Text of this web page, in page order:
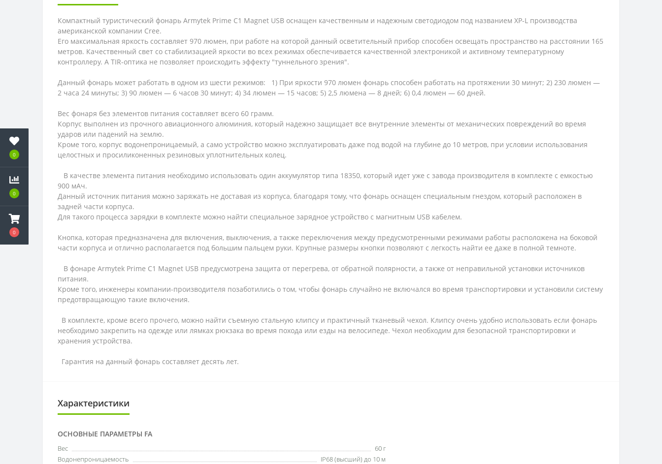
0
0
0
Компактный туристический фонарь Armytek Prime C1 Magnet USB оснащен качественным и надежным светодиодом под названием XP-L производства
американской компании Cree.
Его максимальная яркость составляет 970 люмен, при работе на которой данный осветительный прибор способен освещать пространство на расстоянии 165
метров. Качественный свет со стабилизацией яркости во всех режимах обеспечивается качественной электроникой и активному температурному
контроллеру. А TIR-оптика не позволяет происходить эффекту "туннельного зрения".
Данный фонарь может работать в одном из шести режимов: 1) При яркости 970 люмен фонарь способен работать на протяжении 30 минут; 2) 230 люмен —
2 часа 24 минуты; 3) 90 люмен — 6 часов 30 минут; 4) 34 люмен — 15 часов; 5) 2,5 люмена — 8 дней; 6) 0,4 люмен — 60 дней.
Вес фонаря без элементов питания составляет всего 60 грамм.
Корпус выполнен из прочного авиационного алюминия, который надежно защищает все внутренние элементы от механических повреждений во время
ударов или падений на землю.
Кроме того, корпус водонепроницаемый, а само устройство можно эксплуатировать даже под водой на глубине до 10 метров, при условии использования
целостных и просиликоненных резиновых уплотнительных колец.
В качестве элемента питания необходимо использовать один аккумулятор типа 18350, который идет уже с завода производителя в комплекте с емкостью
900 мАч.
Данный источник питания можно заряжать не доставая из корпуса, благодаря тому, что фонарь оснащен специальным гнездом, который расположен в
задней части корпуса.
Для такого процесса зарядки в комплекте можно найти специальное зарядное устройство с магнитным USB кабелем.
Кнопка, которая предназначена для включения, выключения, а также переключения между предусмотренными режимами работы расположена на боковой
части корпуса и отлично располагается под большим пальцем руки. Крупные размеры кнопки позволяют с легкость найти ее даже в полной темноте.
В фонаре Armytek Prime C1 Magnet USB предусмотрена защита от перегрева, от обратной полярности, а также от неправильной установки источников
питания.
Кроме того, инженеры компании-производителя позаботились о том, чтобы фонарь случайно не включался во время транспортировки и установили систему
предотвращающую такие включения.
В комплекте, кроме всего прочего, можно найти съемную стальную клипсу и практичный тканевый чехол. Клипсу очень удобно использовать если фонарь
необходимо закрепить на одежде или лямках рюкзака во время похода или езды на велосипеде. Чехол необходим для безопасной транспортировки и
хранения устройства.
Гарантия на данный фонарь составляет десять лет.
Характеристики
ОСНОВНЫЕ ПАРАМЕТРЫ FA
Вес
60 г
Водонепроницаемость
IP68 (высший) до 10 м